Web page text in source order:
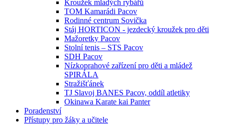
Kroužek mladých rybářů
TOM Kamarádi Pacov
Rodinné centrum Sovička
Stáj HORTICON - jezdecký kroužek pro děti
Mažoretky Pacov
Stolní tenis – STS Pacov
SDH Pacov
Nízkoprahové zařízení pro děti a mládež
SPIRÁLA
Stražišťánek
TJ Slavoj BANES Pacov, oddíl atletiky
Okinawa Karate kai Panter
Poradenství
Přístupy pro žáky a učitele